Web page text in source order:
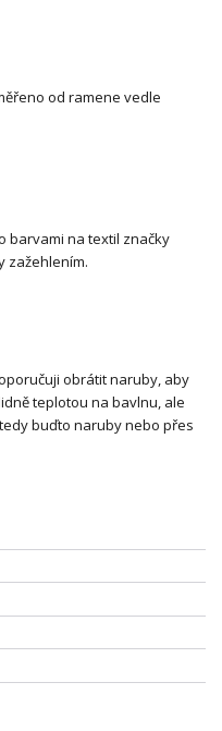
od ramene vedle
barvami na textil značky
zažehlením.
obrátit naruby, aby
teplotou na bavlnu, ale
buďto naruby nebo přes